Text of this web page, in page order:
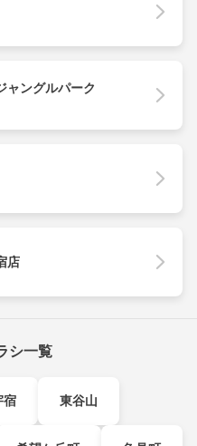
ャングルパーク
店
シ一覧
宿 東谷山